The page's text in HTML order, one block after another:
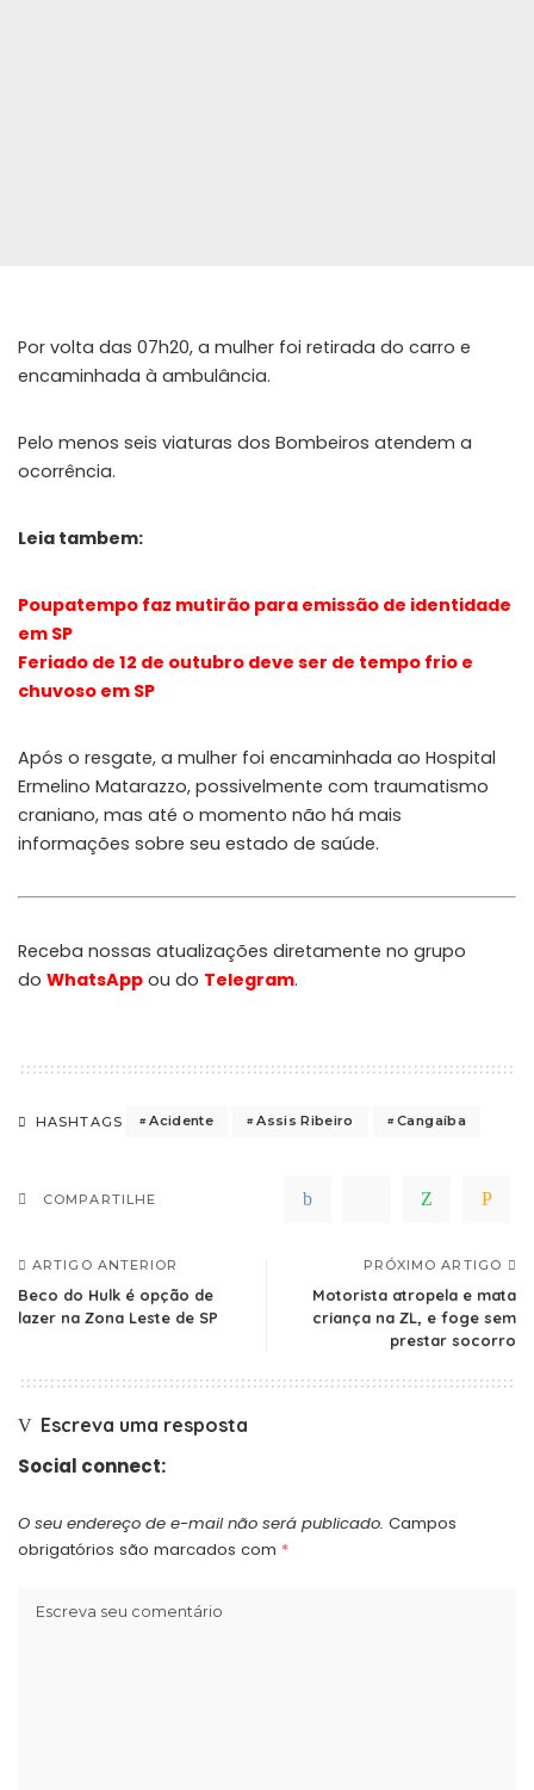
Por volta das 07h20, a mulher foi retirada do carro e
encaminhada à ambulância.
Pelo menos seis viaturas dos Bombeiros atendem a
ocorrência.
Leia tambem:
Poupatempo faz mutirão para emissão de identidade
em SP
Feriado de 12 de outubro deve ser de tempo frio e
chuvoso em SP
Após o resgate, a mulher foi encaminhada ao Hospital
Ermelino Matarazzo, possivelmente com traumatismo
craniano, mas até o momento não há mais
informações sobre seu estado de saúde.
Receba nossas atualizações diretamente no grupo
do WhatsApp ou do Telegram.
HASHTAGS Acidente Assis Ribeiro Cangaíba
COMPARTILHE
ARTIGO ANTERIOR
Beco do Hulk é opção de
lazer na Zona Leste de SP
PRÓXIMO ARTIGO
Motorista atropela e mata
criança na ZL, e foge sem
prestar socorro
Escreva uma resposta
Social connect:
O seu endereço de e-mail não será publicado. Campos
obrigatórios são marcados com *